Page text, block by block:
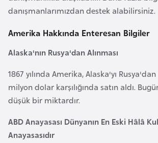
danışmanlarımızdan destek alabilirsiniz.
Amerika Hakkında Enteresan Bilgiler
Alaska'nın Rusya'dan Alınması
1867 yılında Amerika, Alaska'yı
milyon dolar karşılığında satın aldı.
düşük bir miktardır.
ABD Anayasası Dünyanın En Eski Hâlâ
Anayasasıdır
C
b
u
t